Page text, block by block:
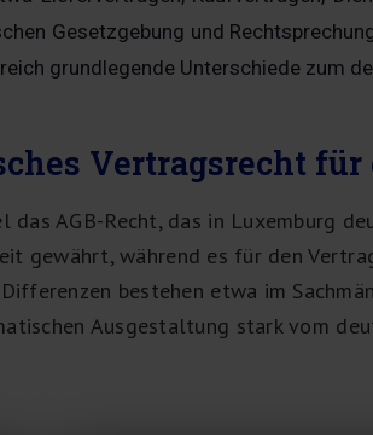
Gesetzgebung und
grundlegende Unterschiede zum
Vertragsrecht
das AGB-Recht, das in Luxemburg
gewährt, während es für den
bestehen etwa im
Ausgestaltung stark vom